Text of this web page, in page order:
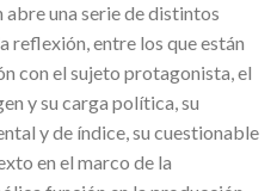
una serie de distintos
reflexión, entre los que están
con el sujeto protagonista, el
y su carga política, su
y de índice, su cuestionable
en el marco de la